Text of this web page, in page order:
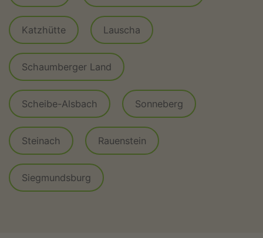
Katzhütte Lauscha
Schaumberger Land
Scheibe-Alsbach Sonneberg
Steinach Rauenstein
Siegmundsburg